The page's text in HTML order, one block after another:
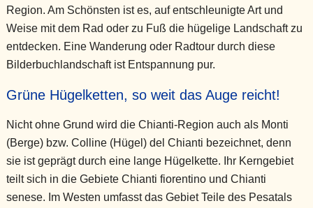
Region. Am Schönsten ist es, auf entschleunigte Art und
Weise mit dem Rad oder zu Fuß die hügelige Landschaft zu
entdecken. Eine Wanderung oder Radtour durch diese
Bilderbuchlandschaft ist Entspannung pur.
Grüne Hügelketten, so weit das Auge reicht!
Nicht ohne Grund wird die Chianti-Region auch als Monti
(Berge) bzw. Colline (Hügel) del Chianti bezeichnet, denn
sie ist geprägt durch eine lange Hügelkette. Ihr Kerngebiet
teilt sich in die Gebiete Chianti fiorentino und Chianti
senese. Im Westen umfasst das Gebiet Teile des Pesatals